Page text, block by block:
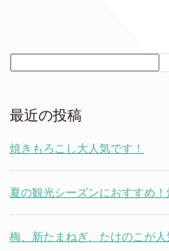
最近の投稿
焼きもろこし大人気です！
夏の観光シーズンにおすすめ
梅、新たまねぎ、たけのこが